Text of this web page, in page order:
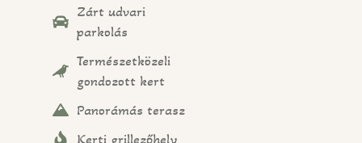
Zárt udvari
parkolás
Természetközeli
gondozott kert
Panorámás terasz
Kerti grillezőhely